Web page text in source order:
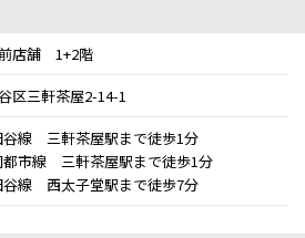
店舗 1+2階
区三軒茶屋2-14-1
谷線 三軒茶屋駅まで徒歩1分
都市線 三軒茶屋駅まで徒歩1分
谷線 西太子堂駅まで徒歩7分